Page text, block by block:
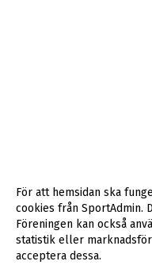
För att hemsidan ska
cookies från SportAdmin.
Föreningen kan också
statistik eller
acceptera dessa.